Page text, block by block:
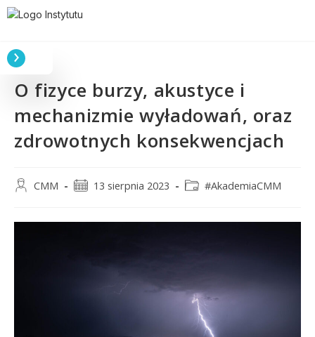
O fizyce burzy, akustyce i
mechanizmie wyładowań, oraz
zdrowotnych konsekwencjach
CMM 13 sierpnia 2023 #AkademiaCMM